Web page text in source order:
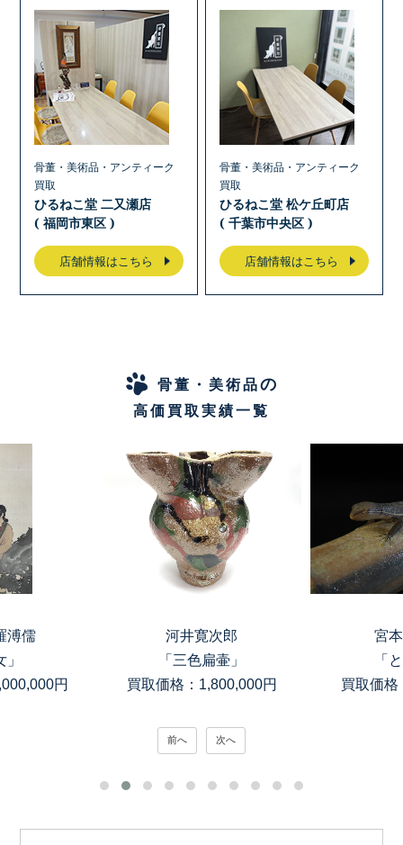
骨董・美術品・アンティーク
買取
ひるねこ堂 二又瀬店
( 福岡市東区 )
店舗情報はこちら
骨董・美術品・アンティーク
買取
ひるねこ堂 松ケ丘町店
( 千葉市中央区 )
店舗情報はこちら
骨董・美術品の
高価買取実績一覧
儒
円
河井寛次郎
「三色扁壷」
買取価格：1,800,000円
宮本
「と
買取価格
前へ 次へ